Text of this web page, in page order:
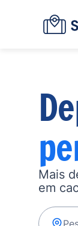
Mais
em